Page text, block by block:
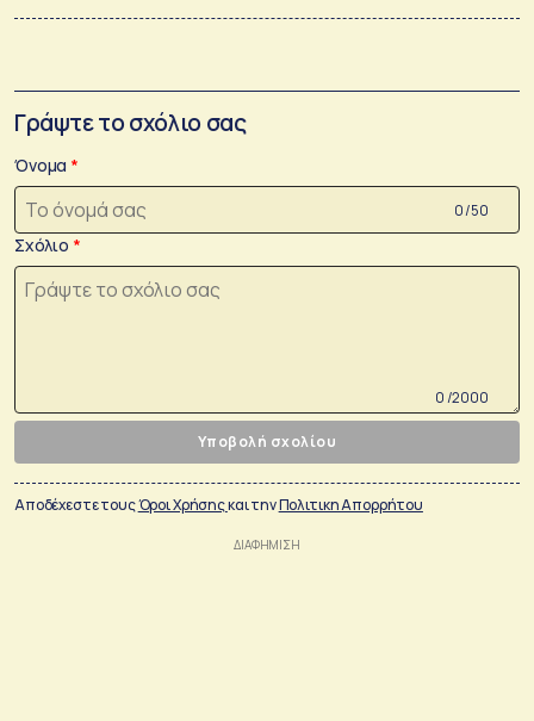
Γράψτε το σχόλιο σας
Όνομα
0 /50
Σχόλιο
0 /2000
Υποβολή σχολίου
Αποδέχεστε τουςΌροι Χρήσηςκαι τηνΠολιτικη Απορρήτου